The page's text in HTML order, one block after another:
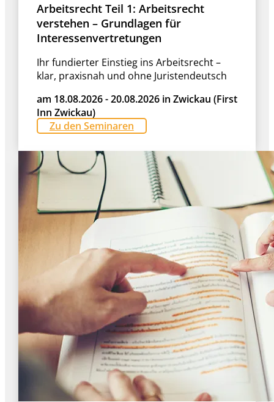
Arbeitsrecht Teil 1: Arbeitsrecht
verstehen – Grundlagen für
Interessenvertretungen
Ihr fundierter Einstieg ins Arbeitsrecht –
klar, praxisnah und ohne Juristendeutsch
am 18.08.2026 - 20.08.2026 in Zwickau (First
Inn Zwickau)
Zu den Seminaren